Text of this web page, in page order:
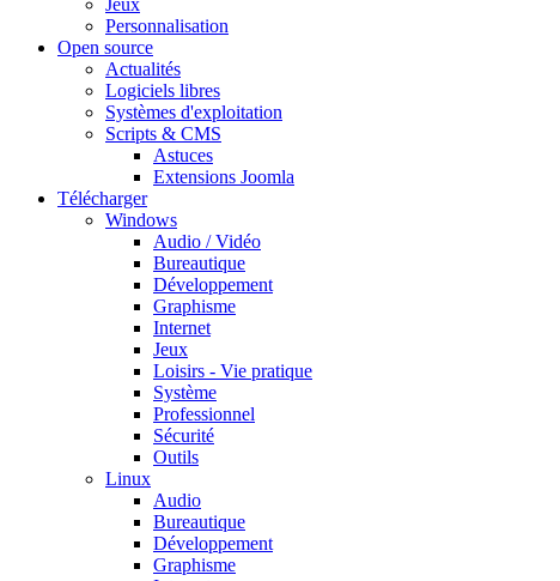
Jeux
Personnalisation
Open source
Actualités
Logiciels libres
Systèmes d'exploitation
Scripts & CMS
Astuces
Extensions Joomla
Télécharger
Windows
Audio / Vidéo
Bureautique
Développement
Graphisme
Internet
Jeux
Loisirs - Vie pratique
Système
Professionnel
Sécurité
Outils
Linux
Audio
Bureautique
Développement
Graphisme